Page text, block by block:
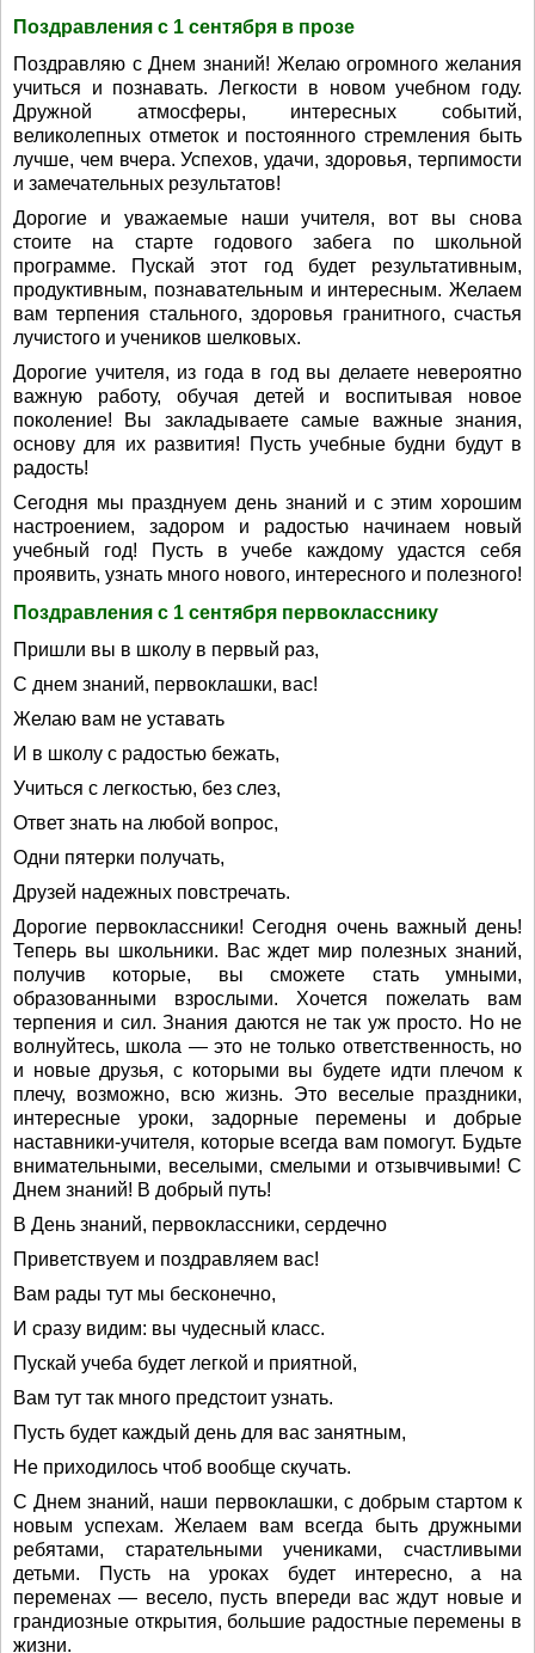
Поздравления с 1 сентября в прозе
Поздравляю с Днем знаний! Желаю огромного желания
учиться и познавать. Легкости в новом учебном году.
Дружной атмосферы, интересных событий,
великолепных отметок и постоянного стремления быть
лучше, чем вчера. Успехов, удачи, здоровья, терпимости
и замечательных результатов!
Дорогие и уважаемые наши учителя, вот вы снова
стоите на старте годового забега по школьной
программе. Пускай этот год будет результативным,
продуктивным, познавательным и интересным. Желаем
вам терпения стального, здоровья гранитного, счастья
лучистого и учеников шелковых.
Дорогие учителя, из года в год вы делаете невероятно
важную работу, обучая детей и воспитывая новое
поколение! Вы закладываете самые важные знания,
основу для их развития! Пусть учебные будни будут в
радость!
Сегодня мы празднуем день знаний и с этим хорошим
настроением, задором и радостью начинаем новый
учебный год! Пусть в учебе каждому удастся себя
проявить, узнать много нового, интересного и полезного!
Поздравления с 1 сентября первокласснику
Пришли вы в школу в первый раз,
С днем знаний, первоклашки, вас!
Желаю вам не уставать
И в школу с радостью бежать,
Учиться с легкостью, без слез,
Ответ знать на любой вопрос,
Одни пятерки получать,
Друзей надежных повстречать.
Дорогие первоклассники! Сегодня очень важный день!
Теперь вы школьники. Вас ждет мир полезных знаний,
получив которые, вы сможете стать умными,
образованными взрослыми. Хочется пожелать вам
терпения и сил. Знания даются не так уж просто. Но не
волнуйтесь, школа — это не только ответственность, но
и новые друзья, с которыми вы будете идти плечом к
плечу, возможно, всю жизнь. Это веселые праздники,
интересные уроки, задорные перемены и добрые
наставники-учителя, которые всегда вам помогут. Будьте
внимательными, веселыми, смелыми и отзывчивыми! С
Днем знаний! В добрый путь!
В День знаний, первоклассники, сердечно
Приветствуем и поздравляем вас!
Вам рады тут мы бесконечно,
И сразу видим: вы чудесный класс.
Пускай учеба будет легкой и приятной,
Вам тут так много предстоит узнать.
Пусть будет каждый день для вас занятным,
Не приходилось чтоб вообще скучать.
С Днем знаний, наши первоклашки, с добрым стартом к
новым успехам. Желаем вам всегда быть дружными
ребятами, старательными учениками, счастливыми
детьми. Пусть на уроках будет интересно, а на
переменах — весело, пусть впереди вас ждут новые и
грандиозные открытия, большие радостные перемены в
жизни.